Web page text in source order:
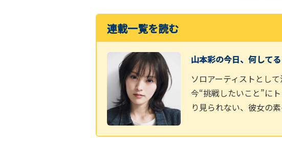
連載一覧を読む
山本彩の今日、何してる
ソロアーティストとし
今“挑戦したいこと”に
り見られない、彼女の